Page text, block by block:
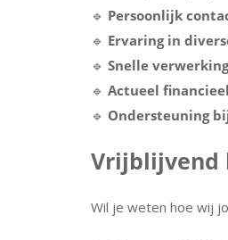
🔹 Persoonlijk
🔹 Ervaring in
🔹 Snelle
🔹 Actueel
🔹 Ondersteuning
Vrijblijvend
Wil je weten hoe wij